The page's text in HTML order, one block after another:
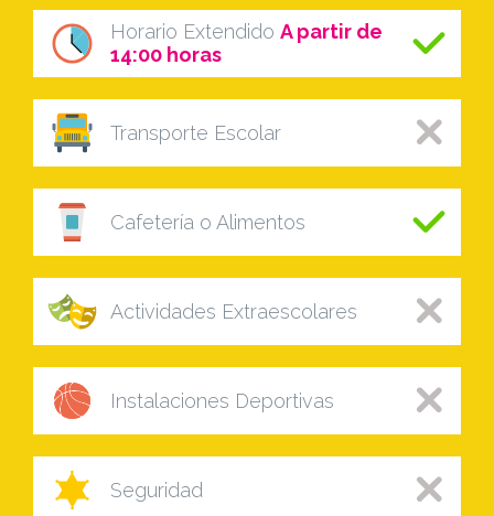
Horario Extendido A partir de
14:00 horas
Transporte Escolar
Cafetería o Alimentos
Actividades Extraescolares
Instalaciones Deportivas
Seguridad